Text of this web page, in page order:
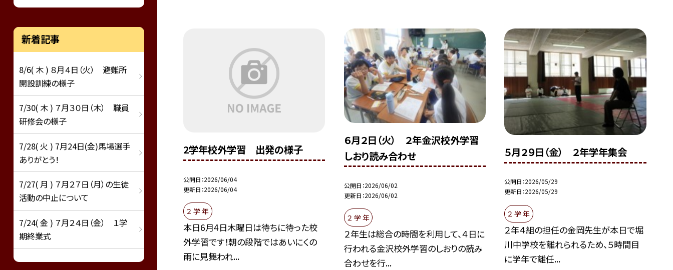
2学年校外学習 出発の様子
公開日 2026/06/04
更新日 2026/06/04
２ 学 年
本日6月4日木曜日は待ちに待った校
外学習です！朝の段階ではあいにくの
雨に見舞われ...
６月２日（火） ２年金沢校外学習
しおり読み合わせ
公開日 2026/06/02
更新日 2026/06/02
２ 学 年
２年生は総合の時間を利用して、４日に
行われる金沢校外学習のしおりの読み
合わせを行...
５月２９日（金） ２年学年集会
公開日 2026/05/29
更新日 2026/05/29
２ 学 年
２年４組の担任の金岡先生が本日で堀
川中学校を離れられるため、５時間目
に学年で離任...
新着記事
8/6( 木 ) ８月４日（火） 避難所
開設訓練の様子
7/30( 木 ) ７月３０日（木） 職員
研修会の様子
7/28( 火 ) 7月24日(金)馬場選手
ありがとう！
7/27( 月 ) ７月２７日（月）の生徒
活動の中止について
7/24( 金 ) ７月２４日（金） １学
期終業式